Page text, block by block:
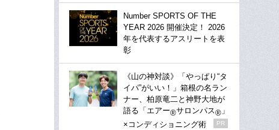
Number SPORTS OF THE
YEAR 2026 開催決定！ 2026
年を代表するアスリートを表
彰
《山の神対談》「やっぱり“タ
イパ”がいい！」箱根の名ラン
ナー、柏原竜二と神野大地が
語る「エアー®サロンパス® 」
×コンディショニング術
PR